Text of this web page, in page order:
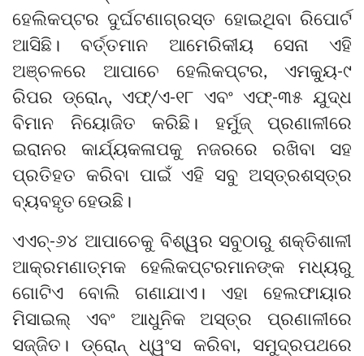
ହେଲିକପ୍ଟର ଦୁର୍ଘଟଣାଗ୍ରସ୍ତ ହୋଇଥିବା ରିପୋର୍ଟ
ଆସିଛି। ବର୍ତ୍ତମାନ ଆମେରିକୀୟ ସେନା ଏହି
ଅଞ୍ଚଳରେ ଆପାଚେ ହେଲିକପ୍ଟର, ଏମକ୍ୟୁ-୯
ରିପର ଡ୍ରୋନ୍, ଏଫ୍/ଏ-୧୮ ଏବଂ ଏଫ୍-୩୫ ଯୁଦ୍ଧ
ବିମାନ ନିୟୋଜିତ କରିଛି। ହର୍ମୁଜ୍ ପ୍ରଣାଳୀରେ
ଇରାନର କାର୍ଯ୍ୟକଳାପକୁ ନଜରରେ ରଖିବା ସହ
ପ୍ରତିହତ କରିବା ପାଇଁ ଏହି ସବୁ ଅସ୍ତ୍ରଶସ୍ତ୍ର
ବ୍ୟବହୃତ ହେଉଛି।
ଏଏଚ୍-୬୪ ଆପାଚେକୁ ବିଶ୍ୱର ସବୁଠାରୁ ଶକ୍ତିଶାଳୀ
ଆକ୍ରମଣାତ୍ମକ ହେଲିକପ୍ଟରମାନଙ୍କ ମଧ୍ୟରୁ
ଗୋଟିଏ ବୋଲି ଗଣାଯାଏ। ଏହା ହେଲଫାୟାର
ମିସାଇଲ୍ ଏବଂ ଆଧୁନିକ ଅସ୍ତ୍ର ପ୍ରଣାଳୀରେ
ସଜ୍ଜିତ। ଡ୍ରୋନ୍ ଧ୍ୱଂସ କରିବା, ସମୁଦ୍ରପଥରେ